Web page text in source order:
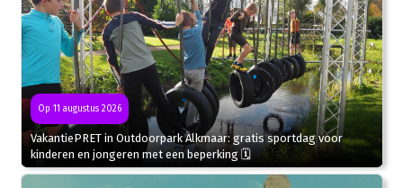
Op 11 augustus 2026
VakantiePRET in Outdoorpark Alkmaar: gratis sportdag voor
kinderen en jongeren met een beperking 🗓